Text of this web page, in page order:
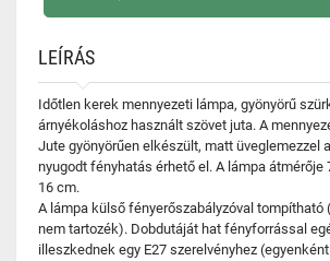
LEÍRÁS
Időtlen kerek mennyezeti lámpa, gyönyörű
árnyékoláshoz használt szövet juta. A
Jute gyönyörűen elkészült, matt üveglemezzel
nyugodt fényhatás érhető el. A lámpa átmérője
16 cm.
A lámpa külső fényerőszabályzóval tompítható
nem tartozék). Dobdutáját hat fényforrással
illeszkednek egy E27 szerelvényhez